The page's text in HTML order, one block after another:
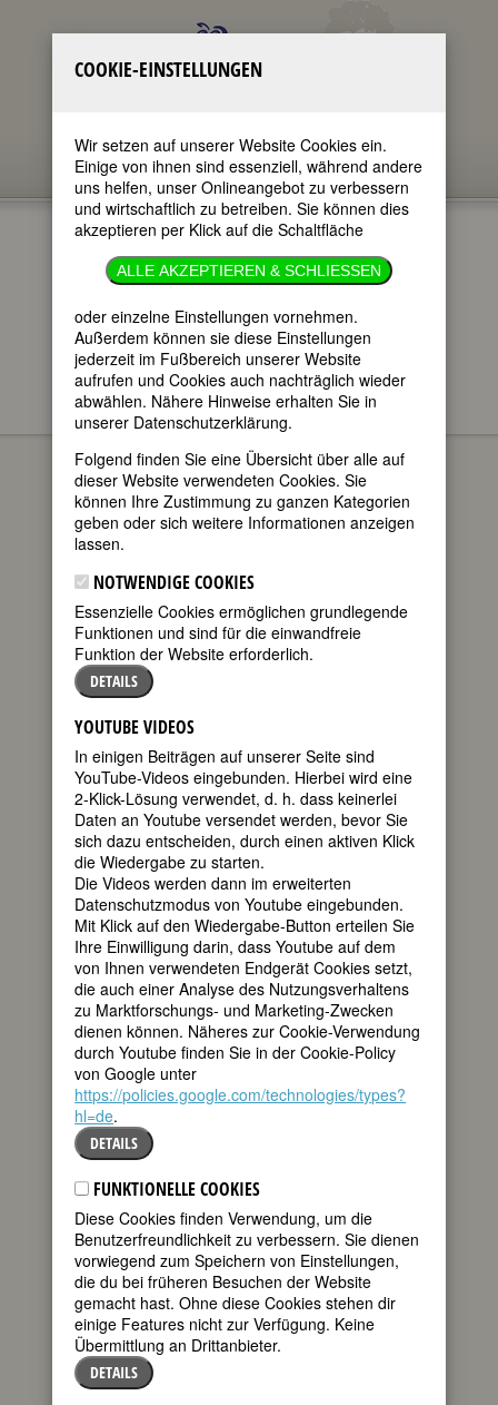
ELIZABETH FRY
im ganzen Text
nur in Titeln
BIOGRAPHIEN Elizabeth Fry
geboren am
21. Mai 1780
in Earlham
Hall/Norwich,
gestorben am
12. Oktober
1845 in Lepton
Lane
englische
Gefängnisreformerin
180. Todestag am 12. Oktober 2025
Biografie•Zitate•Literatur & Quellen
BIOGRAFIE
tweet
mail
Nach einer
sorglosen Jugend
auf dem Landgut
ihrer Eltern fühlte
sich Elizabeth Fry
innerlich zerrissen
und unbefriedigt.
Durch die Predigten eines Quäkers zum
Glauben erweckt, wandte sie sich von
allen weltlichen Vergnügungen ab und
trug fortan die graue Keidung der
QuäkerInnen.
Ihre erste Tat der Nächstenliebe war die
Gründung einer Schule für die
verwahrlosten Kinder der Umgebung.
Mit zwanzig Jahren heiratete sie den
Bankier Josef Fry und zog mit ihm nach
London, wo sie in glücklicher Ehe 16
Kinder gebar.
1813 fand sie beim Besuch des
Frauengefängnisses Newgate die große
Aufgabe ihres Lebens. Die
unvorstellbaren Verhältnisse dort
COOKIE-EINSTELLUNGEN
Wir setzen auf unserer Website Cookies ein.
Einige von ihnen sind essenziell, während andere
uns helfen, unser Onlineangebot zu verbessern
und wirtschaftlich zu betreiben. Sie können dies
akzeptieren per Klick auf die Schaltfläche
ALLE AKZEPTIEREN & SCHLIESSEN
oder einzelne Einstellungen vornehmen.
Außerdem können sie diese Einstellungen
jederzeit im Fußbereich unserer Website
aufrufen und Cookies auch nachträglich wieder
abwählen. Nähere Hinweise erhalten Sie in
unserer Datenschutzerklärung.
Folgend finden Sie eine Übersicht über alle auf
dieser Website verwendeten Cookies. Sie
können Ihre Zustimmung zu ganzen Kategorien
geben oder sich weitere Informationen anzeigen
lassen.
NOTWENDIGE COOKIES
Essenzielle Cookies ermöglichen grundlegende
Funktionen und sind für die einwandfreie
Funktion der Website erforderlich.
DETAILS
YOUTUBE VIDEOS
In einigen Beiträgen auf unserer Seite sind
YouTube-Videos eingebunden. Hierbei wird eine
2-Klick-Lösung verwendet, d. h. dass keinerlei
Daten an Youtube versendet werden, bevor Sie
sich dazu entscheiden, durch einen aktiven Klick
die Wiedergabe zu starten.
Die Videos werden dann im erweiterten
Datenschutzmodus von Youtube eingebunden.
Mit Klick auf den Wiedergabe-Button erteilen Sie
Ihre Einwilligung darin, dass Youtube auf dem
von Ihnen verwendeten Endgerät Cookies setzt,
die auch einer Analyse des Nutzungsverhaltens
zu Marktforschungs- und Marketing-Zwecken
dienen können. Näheres zur Cookie-Verwendung
durch Youtube finden Sie in der Cookie-Policy
von Google unter
https://policies.google.com/technologies/types?
hl=de.
DETAILS
FUNKTIONELLE COOKIES
Diese Cookies finden Verwendung, um die
Benutzerfreundlichkeit zu verbessern. Sie dienen
vorwiegend zum Speichern von Einstellungen,
die du bei früheren Besuchen der Website
gemacht hast. Ohne diese Cookies stehen dir
einige Features nicht zur Verfügung. Keine
Übermittlung an Drittanbieter.
DETAILS